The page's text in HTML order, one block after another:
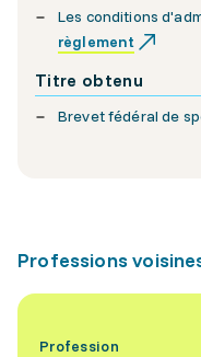
Les conditions
règlement
Titre obtenu
Brevet fédéral de
Professions
Profession